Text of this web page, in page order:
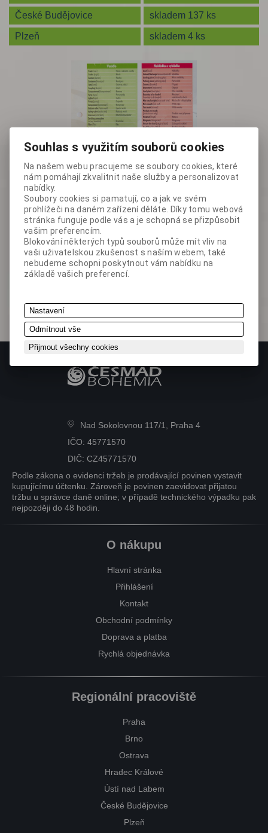
České Budějovice skladem 137 ks
Plzeň skladem 4 ks
Nad Sokolovnou 117/1, Praha 4
IČO: 45771570
DIČ: CZ45771570
Podle zákona o evidenci tržeb je prodávající povinen vystavit
kupujícímu účtenku. Zároveň je povinen zaevidovat přijatou
tržbu u správce daně online; v případě technického výpadku pak
nejpozději do 48 hodin.
O nákupu
Hlavní stránka
Přihlášení
Kontakt
Obchodní podmínky
Doprava a platba
Rychlá objednávka
Regionální pracoviště
Praha
Brno
Ostrava
Hradec Králové
Ústí nad Labem
České Budějovice
Plzeň
Souhlas s využitím souborů cookies
Na našem webu pracujeme se soubory cookies, které
nám pomáhají zkvalitnit naše služby a personalizovat
nabídky.
Soubory cookies si pamatují, co a jak ve svém
prohlížeči na daném zařízení děláte. Díky tomu webová
stránka funguje podle vás a je schopná se přizpůsobit
vašim preferencím.
Blokování některých typů souborů může mít vliv na
vaši uživatelskou zkušenost s naším webem, také
nebudeme schopni poskytnout vám nabídku na
základě vašich preferencí.
Nastavení
Odmítnout vše
Přijmout všechny cookies